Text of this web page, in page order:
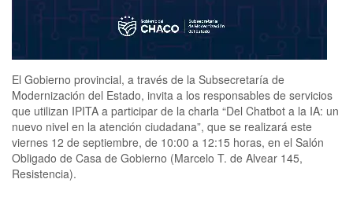
El Gobierno provincial, a través de la Subsecretaría de
Modernización del Estado, invita a los responsables de servicios
que utilizan IPITA a participar de la charla “Del Chatbot a la IA: un
nuevo nivel en la atención ciudadana”, que se realizará este
viernes 12 de septiembre, de 10:00 a 12:15 horas, en el Salón
Obligado de Casa de Gobierno (Marcelo T. de Alvear 145,
Resistencia).